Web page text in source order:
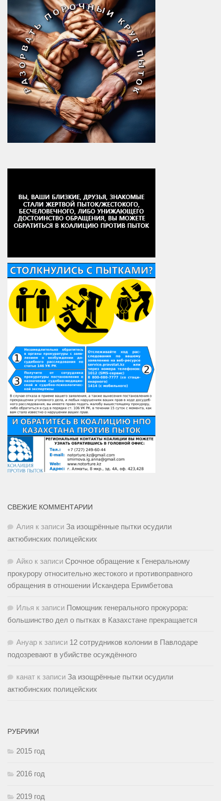
СВЕЖИЕ КОММЕНТАРИИ
Алия к записи За изощрённые пытки осудили
актюбинских полицейских
Айко к записи Срочное обращение к Генеральному
прокурору относительно жестокого и противоправного
обращения в отношении Искандера Еримбетова
Илья к записи Помощник генерального прокурора:
большинство дел о пытках в Казахстане прекращается
Ануар к записи 12 сотрудников колонии в Павлодаре
подозревают в убийстве осуждённого
канат к записи За изощрённые пытки осудили
актюбинских полицейских
РУБРИКИ
2015 год
2016 год
2019 год